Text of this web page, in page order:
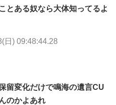
とある奴なら大体知ってるよ
日) 09:48:44.28
留変化だけで鳴海の遺言CU
のかよあれ